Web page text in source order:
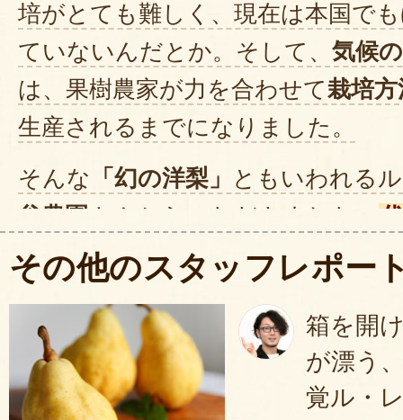
いちねんに一回の楽しみ ゆっく
までたべられます。濃厚な味 で
2023年12月
培がとても難しく、現在は本国で
ていないんだとか。そして、 気候
は、果樹農家が力を合わせて栽培
生産されるまでになりました。
そんな 「幻の洋梨」
ともいわれる
谷農園 さんからいただきました。
栽培歴が30年以上と長く、県の品
ているベテラン
です。届いた果実
らに完熟させます。
実が 柔らかくなっていい香り がし
その他のスタッフレポー
箱を開
が漂う
覚ル・